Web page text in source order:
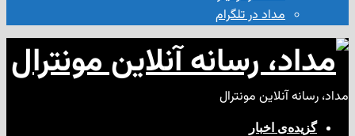
مداد در تلگرام
مونترال
اخبار